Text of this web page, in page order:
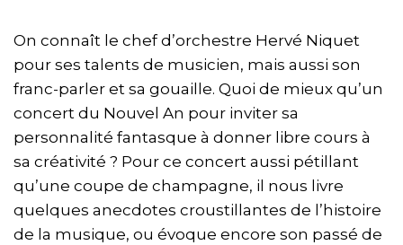
On connaît le chef d’orchestre Hervé Niquet
pour ses talents de musicien, mais aussi son
franc-parler et sa gouaille. Quoi de mieux qu’un
concert du Nouvel An pour inviter sa
personnalité fantasque à donner libre cours à
sa créativité ? Pour ce concert aussi pétillant
qu’une coupe de champagne, il nous livre
quelques anecdotes croustillantes de l’histoire
de la musique, ou évoque encore son passé de